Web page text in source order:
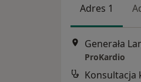
Adres 1
Generała
ProKardio
Konsultacja